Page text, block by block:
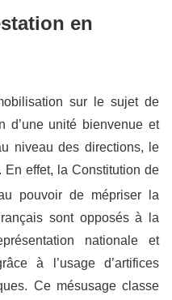
en
sur le sujet de
d’une unité bienvenue et
niveau des directions, le
En effet, la Constitution de
pouvoir de mépriser la
sont opposés à la
nationale et
à l’usage d’artifices
Ce mésusage classe